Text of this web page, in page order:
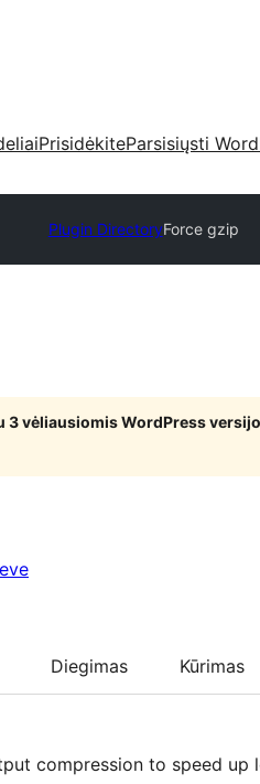
PrisidėkiteParsisiųsti
Plugin DirectoryForce gzip
3 vėliausiomis WordPress
Diegimas Kūrimas
compression to speed up